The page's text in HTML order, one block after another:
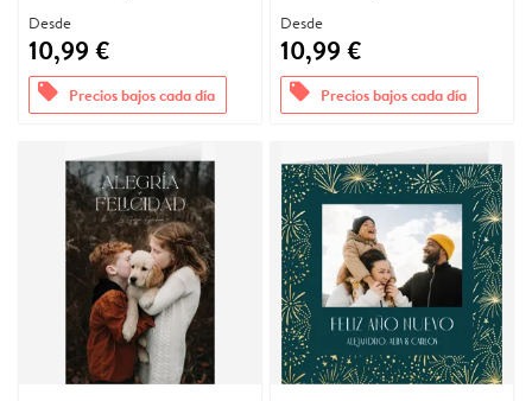
Desde
10,99 €
offers Precios bajos cada día
Desde
10,99 €
offers Precios bajos cada día